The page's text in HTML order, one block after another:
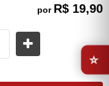
por R$ 19,90
⭐